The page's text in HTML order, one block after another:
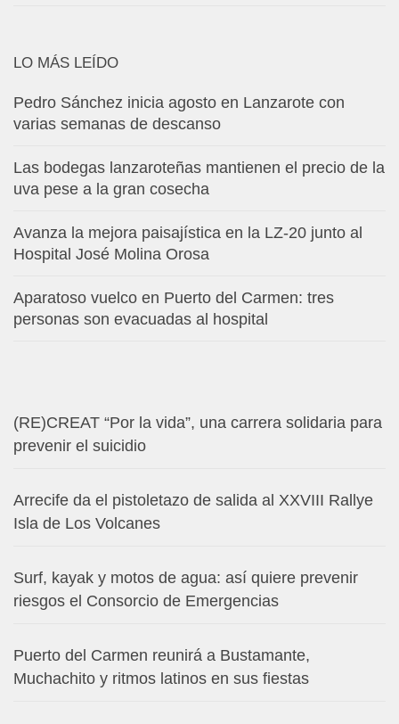
LO MÁS LEÍDO
Pedro Sánchez inicia agosto en Lanzarote con
varias semanas de descanso
Las bodegas lanzaroteñas mantienen el precio de la
uva pese a la gran cosecha
Avanza la mejora paisajística en la LZ-20 junto al
Hospital José Molina Orosa
Aparatoso vuelco en Puerto del Carmen: tres
personas son evacuadas al hospital
(RE)CREAT “Por la vida”, una carrera solidaria para
prevenir el suicidio
Arrecife da el pistoletazo de salida al XXVIII Rallye
Isla de Los Volcanes
Surf, kayak y motos de agua: así quiere prevenir
riesgos el Consorcio de Emergencias
Puerto del Carmen reunirá a Bustamante,
Muchachito y ritmos latinos en sus fiestas